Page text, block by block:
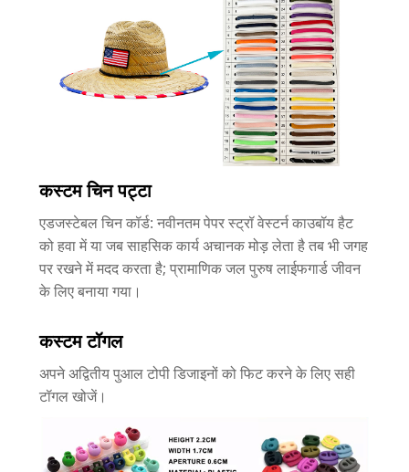
कस्टम चिन पट्टा
एडजस्टेबल चिन कॉर्ड: नवीनतम पेपर स्ट्रॉ वेस्टर्न काउबॉय हैट
को हवा में या जब साहसिक कार्य अचानक मोड़ लेता है तब भी जगह
पर रखने में मदद करता है; प्रामाणिक जल पुरुष लाईफगार्ड जीवन
के लिए बनाया गया।
कस्टम टॉगल
अपने अद्वितीय पुआल टोपी डिजाइनों को फिट करने के लिए सही
टॉगल खोजें।